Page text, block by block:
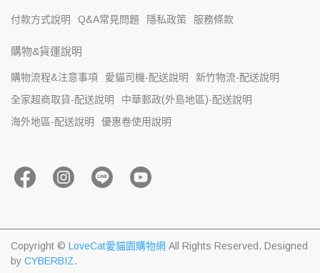
付款方式說明 Q&A常見問題 隱私政策 服務條款
購物&貨運說明
購物流程&注意事項 愛貓司機-配送說明
新竹物流-配送說明
全家超商取貨-配送說明
中華郵政(外島地區)-配送說明
海外地區-配送說明
優惠卷使用說明
Copyright © LoveCat愛貓園購物網 All Rights Reserved. Designed
by CYBERBIZ.